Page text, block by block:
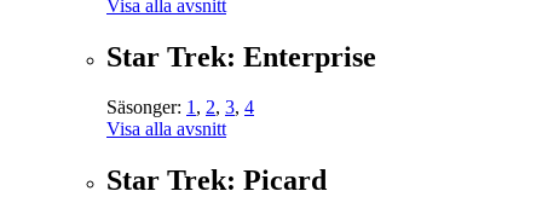
Visa alla avsnitt
Star Trek: Enterprise
Säsonger: 1, 2, 3, 4
Visa alla avsnitt
Star Trek: Picard